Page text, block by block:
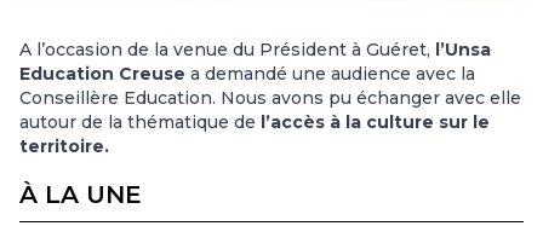
A l’occasion de la venue du Président à Guéret, l’Unsa
Education Creuse a demandé une audience avec la
Conseillère Education. Nous avons pu échanger avec elle
autour de la thématique de l’accès à la culture sur le
territoire.
À LA UNE